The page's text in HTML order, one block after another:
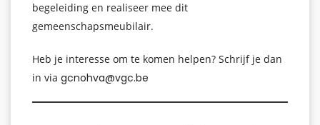
begeleiding en realiseer mee dit
gemeenschapsmeubilair.
Heb je interesse om te komen helpen? Schrijf je dan
in via gcnohva@vgc.be